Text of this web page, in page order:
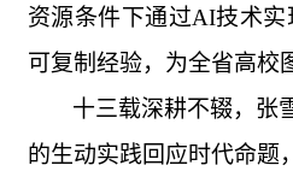
资源条件下通过AI技术
可复制经验，为全省高校
十三载深耕不辍，张
的生动实践回应时代命题